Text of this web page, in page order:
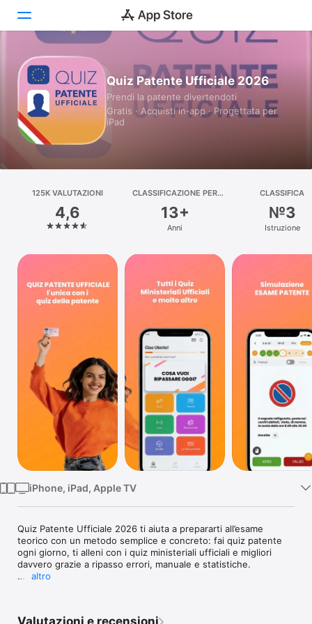
Oggi
Giochi
Piattaforma
iPhone
iPad
Watch
Quiz Patente Ufficiale 2026
Prendi la patente divertendoti
Gratis · Acquisti in‑app · Progettata per
iPad
125K VALUTAZIONI
4,6
CLASSIFICAZIONE PER
13+
Anni
CLASSIFICA
№3
Istruzione
iPhone, iPad, Apple TV
Quiz Patente Ufficiale 2026 ti aiuta a prepararti all’esame
teorico con un metodo semplice e concreto: fai quiz patente
ogni giorno, ti alleni con i quiz ministeriali ufficiali e migliori
davvero grazie a ripasso errori, manuale e statistiche.
altro
Valutazioni e recensioni